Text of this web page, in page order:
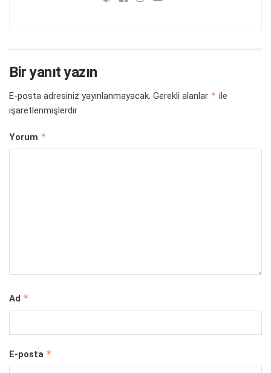
Bir yanıt yazın
E-posta adresiniz yayınlanmayacak. Gerekli alanlar * ile
işaretlenmişlerdir
Yorum *
Ad *
E-posta *